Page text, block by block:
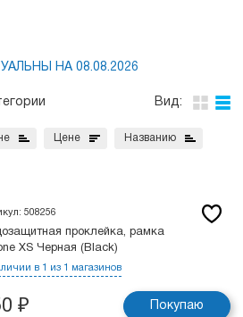
НА 08.08.2026
Вид:
Цене Названию
508256
проклейка, рамка
XS Черная (Black)
в 1 из 1 магазинов
₽ Покупаю